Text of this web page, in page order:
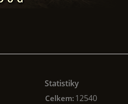
Statistiky
Celkem: 12540